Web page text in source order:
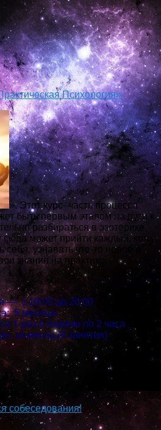
Психология»
». Этот курс- часть процесса
быть первым этапом на пути к
разбираться в эзотерике,
сюда может прийти каждый, кому
себя, узнавать что-то новое и
знания на практике.
— с 18:00 до 20:00
5 месяца.
1 раз в неделю по 2 часа
за месяц (4 занятия)
собеседования!